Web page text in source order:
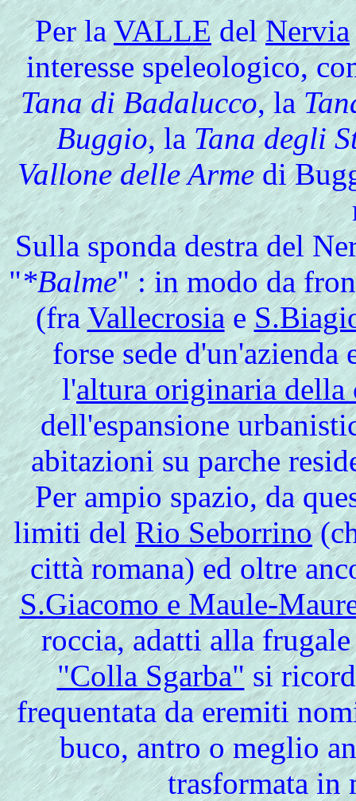
Per laVALLEdelNervia
interesse speleologico,
Tana di Badalucco, la
Buggio, laTana degli
Vallone delle Armedi
Sulla sponda destra del
"*Balme" : in modo da
(fraVallecrosiae
forse sede
l'altura originaria della
dell'espansione
abitazioni su parche
Per ampio spazio, da
limiti delRio Seborrino
città romana) ed oltre
S.Giacomo e Maule-
roccia, adatti alla
"Colla Sgarba"si
frequentata da eremiti
buco, antro o meglio
trasformata in